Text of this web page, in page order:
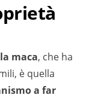
maca, che ha
è quella
a far